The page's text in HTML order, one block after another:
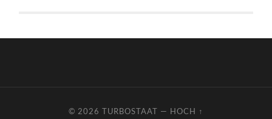
© 2026 TURBOSTAAT — HOCH ↑